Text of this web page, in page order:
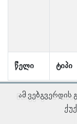
წელი ტიპი
ნაჩვენებია
ამ ვებგვერდის